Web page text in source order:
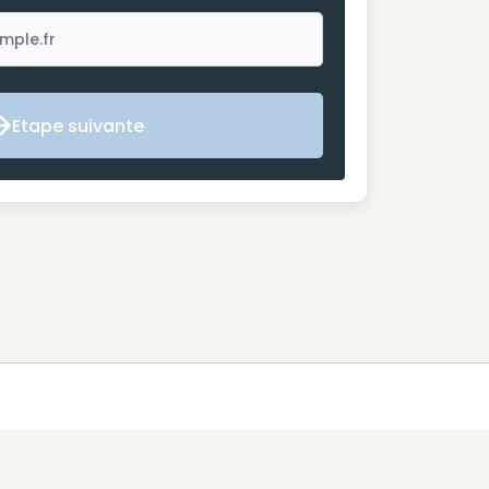
Etape suivante
Etape suivante